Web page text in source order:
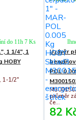
1 1/4", 1
HOBY
1-1/2"
do 11h 7 Ks
Uzávěr
POL
průměr
če...
82